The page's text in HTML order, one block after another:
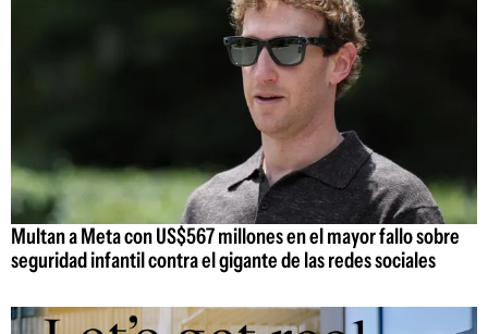
Multan a Meta con US$567 millones en el mayor fallo sobre
seguridad infantil contra el gigante de las redes sociales